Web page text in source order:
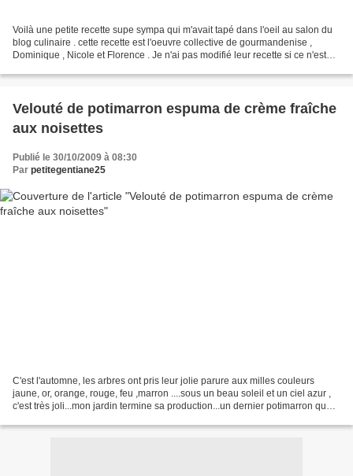
Voilà une petite recette supe sympa qui m'avait tapé dans l'oeil au salon du
blog culinaire . cette recette est l'oeuvre collective de gourmandenise ,
Dominique , Nicole et Florence . Je n'ai pas modifié leur recette si ce n'est
Velouté de potimarron espuma de crème fraîche
aux noisettes
Publié le 30/10/2009 à 08:30
Par petitegentiane25
C'est l'automne, les arbres ont pris leur jolie parure aux milles couleurs
jaune, or, orange, rouge, feu ,marron ....sous un beau soleil et un ciel azur ,
c'est très joli...mon jardin termine sa production...un dernier potimarron que